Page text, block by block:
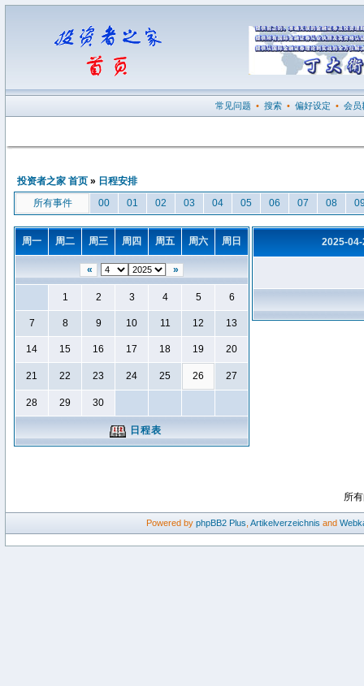
常见问题 • 搜索 • 偏好设定 • 会员
投资者之家 首页 » 日程安排
所有事件
00 01 02 03 04 05 06 07 08
周一 周二 周三 周四 周五 周六 周日
« »
1 2 3 4 5 6
7 8 9 10 11 12 13
14 15 16 17 18 19 20
21 22 23 24 25 26 27
28 29 30
日程表
2025-
所
Powered by phpBB2 Plus Artikelverzeichnis and